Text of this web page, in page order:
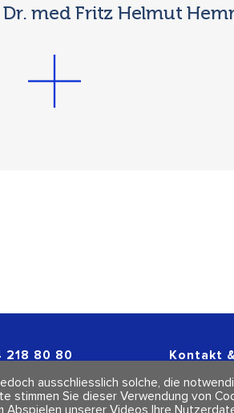
med Fritz Helmut
218 80 80
Kontakt
AGBs
ausschliesslich solche, die
stimmen Sie dieser Verwendung von
unserer Videos Ihre